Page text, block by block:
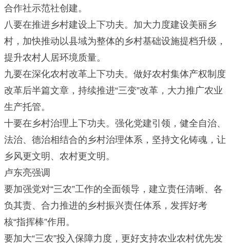
合作社示范社创建。
八要在推进乡村建设上下功夫。加大力度建设美丽乡
村，加快推动以县域为整体的乡村基础设施提档升级，
提升农村人居环境质量。
九要在深化农村改革上下功夫。做好农村集体产权制度
改革后半篇文章，持续推进“三变”改革，大力推广农业
生产托管。
十要在乡村治理上下功夫。强化党建引领，健全自治、
法治、德治相结合的乡村治理体系，坚持文化铸魂，让
乡风更文明、农村更文明。
卢东亮强调
要加强党对“三农”工作的全面领导，建立责任清晰、各
负其责、合力推进的乡村振兴责任体系，发挥好考
核“指挥棒”作用。
要加大“三农”投入保障力度，更好支持农业农村优先发